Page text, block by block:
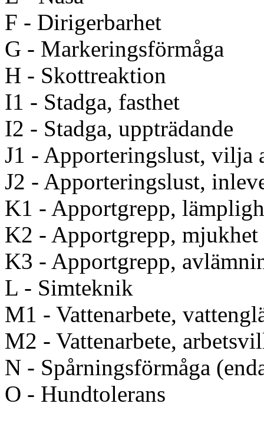
F - Dirigerbarhet
G - Markeringsförmåga
H - Skottreaktion
I1 - Stadga, fasthet
I2 - Stadga, uppträdande
J1 - Apporteringslust, vilja
J2 - Apporteringslust,
K1 - Apportgrepp,
K2 - Apportgrepp, mjukhet
K3 - Apportgrepp,
L - Simteknik
M1 - Vattenarbete,
M2 - Vattenarbete,
N - Spårningsförmåga
O - Hundtolerans